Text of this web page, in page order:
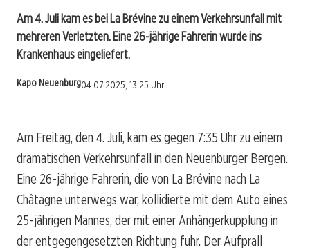
Am 4. Juli kam es bei La Brévine zu einem Verkehrsunfall mit
mehreren Verletzten. Eine 26-jährige Fahrerin wurde ins
Krankenhaus eingeliefert.
Kapo Neuenburg04.07.2025, 13:25 Uhr
Am Freitag, den 4. Juli, kam es gegen 7:35 Uhr zu einem
dramatischen Verkehrsunfall in den Neuenburger Bergen.
Eine 26-jährige Fahrerin, die von La Brévine nach La
Châtagne unterwegs war, kollidierte mit dem Auto eines
25-jährigen Mannes, der mit einer Anhängerkupplung in
der entgegengesetzten Richtung fuhr. Der Aufprall